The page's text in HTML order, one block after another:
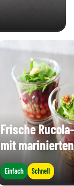
Frische
mit
Einfach Schnell